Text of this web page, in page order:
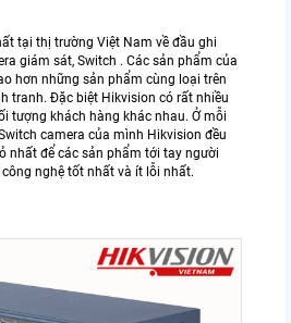
tại thị trường Việt Nam về đầu ghi
giám sát, Switch . Các sản phẩm của
hơn những sản phẩm cùng loại trên
tranh. Đặc biệt Hikvision có rất nhiều
tượng khách hàng khác nhau. Ở mỗi
camera của mình Hikvision đều
nhất để các sản phẩm tới tay người
nghệ tốt nhất và ít lỗi nhất.